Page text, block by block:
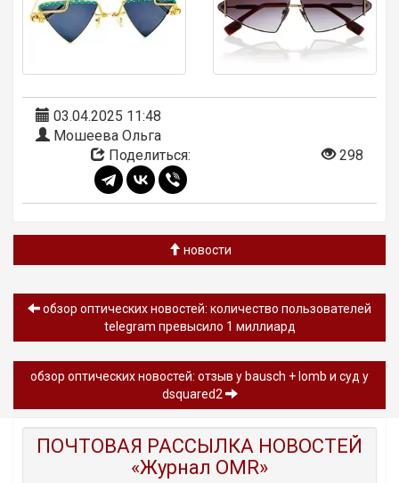
03.04.2025 11:48
Мошеева Ольга
Поделиться:
298
новости
обзор oптических новостей: количество пользователей
telegram превысило 1 миллиард
обзор oптических новостей: отзыв у bausch + lomb и суд у
dsquared2
ПОЧТОВАЯ РАССЫЛКА НОВОСТЕЙ
«Журнал OMR»